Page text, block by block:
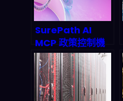
SurePath AI
MCP 政策控制機
制深度剖析：
2026年AI治理新
標竿